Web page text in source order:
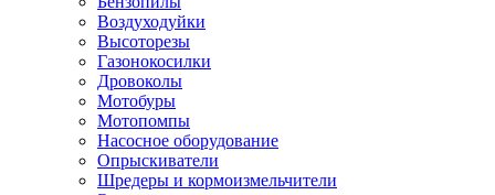
Воздуходуйки
Высоторезы
Газонокосилки
Дровоколы
Мотобуры
Мотопомпы
Насосное оборудование
Опрыскиватели
Шредеры и кормоизмельчители